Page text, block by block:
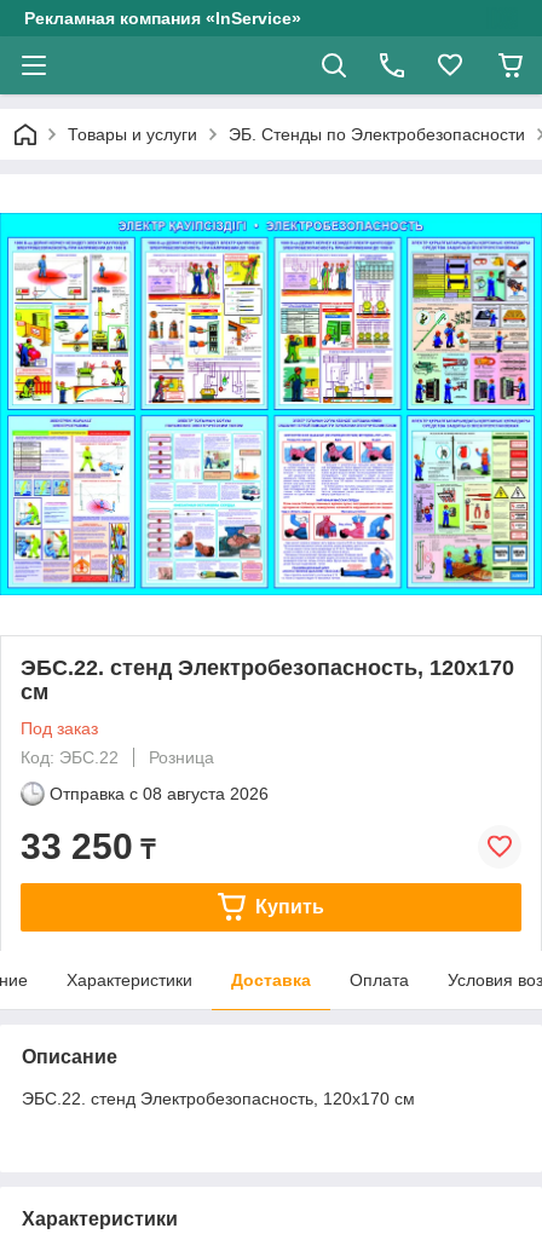
Рекламная компания «InService»
Товары и услуги ЭБ. Стенды по Электробезопасности
ЭБС.22. стенд Электробезопасность, 120х170
см
Под заказ
Код: ЭБС.22
Розница
Отправка с 08 августа 2026
33 250 ₸
Купить
Характеристики Доставка Оплата Условия
Описание
ЭБС.22. стенд Электробезопасность, 120х170 см
Характеристики